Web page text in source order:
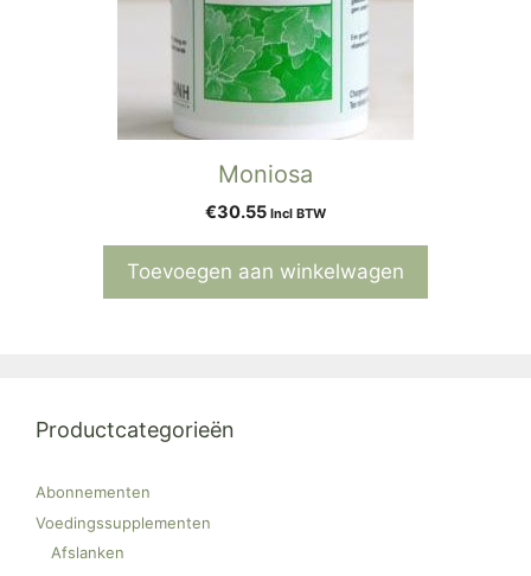
Moniosa
€30.55 Incl BTW
Toevoegen aan winkelwagen
Productcategorieën
Abonnementen
Voedingssupplementen
Afslanken